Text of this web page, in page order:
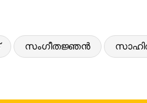
സംഗീതജ്ഞൻ